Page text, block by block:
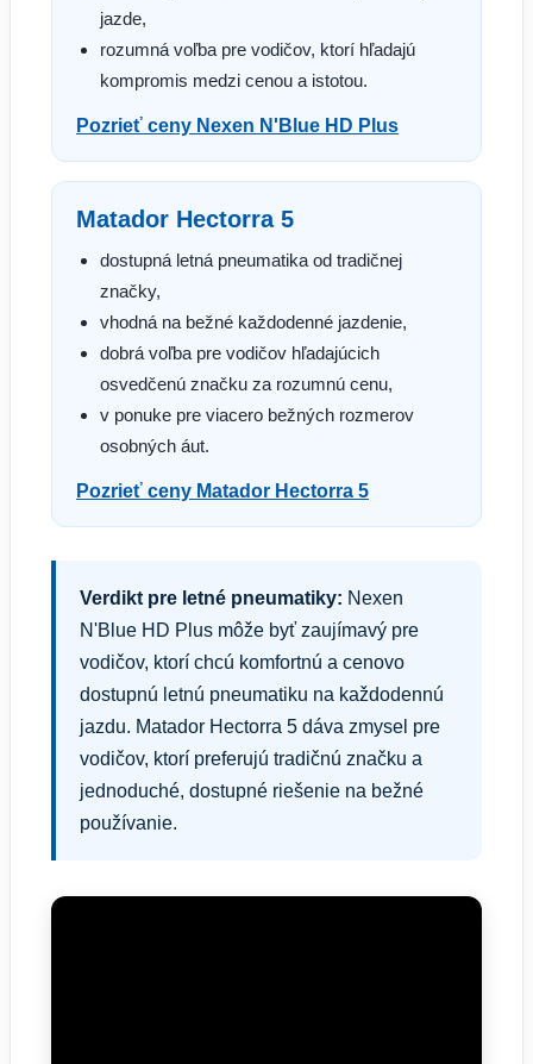
jazde,
rozumná voľba pre vodičov, ktorí hľadajú
kompromis medzi cenou a istotou.
Pozrieť ceny Nexen N'Blue HD Plus
Matador Hectorra 5
dostupná letná pneumatika od tradičnej
značky,
vhodná na bežné každodenné jazdenie,
dobrá voľba pre vodičov hľadajúcich
osvedčenú značku za rozumnú cenu,
v ponuke pre viacero bežných rozmerov
osobných áut.
Pozrieť ceny Matador Hectorra 5
Verdikt pre letné pneumatiky: Nexen
N'Blue HD Plus môže byť zaujímavý pre
vodičov, ktorí chcú komfortnú a cenovo
dostupnú letnú pneumatiku na každodennú
jazdu. Matador Hectorra 5 dáva zmysel pre
vodičov, ktorí preferujú tradičnú značku a
jednoduché, dostupné riešenie na bežné
používanie.